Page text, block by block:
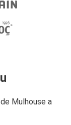
Mulhouse a